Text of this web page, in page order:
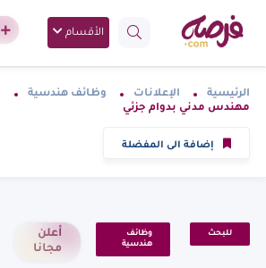
الأقسام
الرئيسية الإعلانات
وظائف هندسية
مهندس مدني بدوام جزئي
إضافة الى المفضلة
للبحث
وظائف
هندسية
أعلن
مجانا